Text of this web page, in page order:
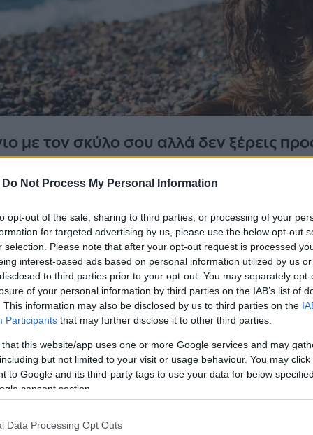
Do Not Process My Personal Information
opt-out of the sale, sharing to third parties, or processing of your
for targeted advertising by us, please use the below opt-out
selection. Please note that after your opt-out request is processed
interest-based ads based on personal information utilized by us
to third parties prior to your opt-out. You may separately
of your personal information by third parties on the IAB’s list of
This information may also be disclosed by us to third parties on the
Participants that may further disclose it to other third parties.
that this website/app uses one or more Google services and may
but not limited to your visit or usage behaviour. You may
to Google and its third-party tags to use your data for below
consent section.
Data Processing Opt Outs
με τον σκύλο σου αλλά δεν ξέρεις
και ο καιρός φαίνεται ότι θα είναι ό,τι πρέπει
και δεν πας πουθενά χωρίς αυτόν, το πρώτο
αν μπορεί να μπει στη θάλασσα μαζί σου.
παραλίες, ας ρίξουμε μια ματιά στους
σωστά προετοιμασμένοι. Σε γενικές γραμμές,
να τα έχουμε δεμένα κοντά μας με λουρί, να
να μαζεύουμε τα περιττώματά του και να μην